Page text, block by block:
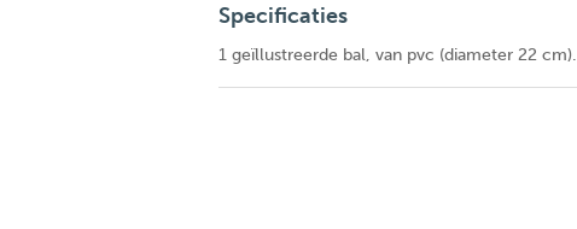
Specificaties
1 geïllustreerde bal, van pvc (diameter 22 cm).